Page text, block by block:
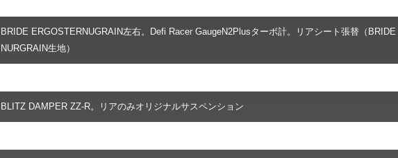
BRIDE ERGOSTERNUGRAIN左右。Defi Racer GaugeN2Plusターボ計。リアシート張替（BRIDE
NURGRAIN生地）
BLITZ DAMPER ZZ-R。リアのみオリジナルサスペンション